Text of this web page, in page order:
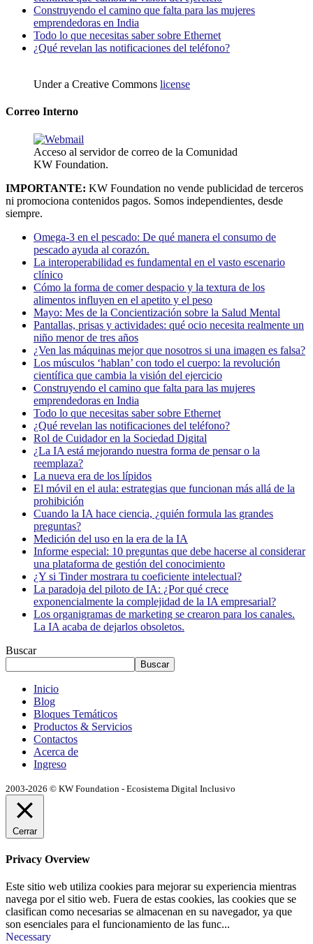
Construyendo el camino que falta para las mujeres
emprendedoras en India
Todo lo que necesitas saber sobre Ethernet
¿Qué revelan las notificaciones del teléfono?
Under a Creative Commons license
Correo Interno
Acceso al servidor de correo de la Comunidad
KW Foundation.
IMPORTANTE: KW Foundation no vende publicidad de terceros
ni promociona contenidos pagos. Somos independientes, desde
siempre.
Omega-3 en el pescado: De qué manera el consumo de
pescado ayuda al corazón.
La interoperabilidad es fundamental en el vasto escenario
clínico
Cómo la forma de comer despacio y la textura de los
alimentos influyen en el apetito y el peso
Mayo: Mes de la Concientización sobre la Salud Mental
Pantallas, prisas y actividades: qué ocio necesita realmente un
niño menor de tres años
¿Ven las máquinas mejor que nosotros si una imagen es falsa?
Los músculos ‘hablan’ con todo el cuerpo: la revolución
científica que cambia la visión del ejercicio
Construyendo el camino que falta para las mujeres
emprendedoras en India
Todo lo que necesitas saber sobre Ethernet
¿Qué revelan las notificaciones del teléfono?
Rol de Cuidador en la Sociedad Digital
¿La IA está mejorando nuestra forma de pensar o la
reemplaza?
La nueva era de los lípidos
El móvil en el aula: estrategias que funcionan más allá de la
prohibición
Cuando la IA hace ciencia, ¿quién formula las grandes
preguntas?
Medición del uso en la era de la IA
Informe especial: 10 preguntas que debe hacerse al considerar
una plataforma de gestión del conocimiento
¿Y si Tinder mostrara tu coeficiente intelectual?
La paradoja del piloto de IA: ¿Por qué crece
exponencialmente la complejidad de la IA empresarial?
Los organigramas de marketing se crearon para los canales.
La IA acaba de dejarlos obsoletos.
Buscar
Buscar
Inicio
Blog
Bloques Temáticos
Productos & Servicios
Contactos
Acerca de
Ingreso
2003-2026 © KW Foundation - Ecosistema Digital Inclusivo
Cerrar
Privacy Overview
Este sitio web utiliza cookies para mejorar su experiencia mientras
navega por el sitio web. Fuera de estas cookies, las cookies que se
clasifican como necesarias se almacenan en su navegador, ya que
son esenciales para el funcionamiento de las func...
Necessary